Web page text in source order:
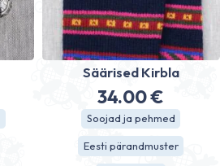
Säärised Kirbla
34.00€
Soojad ja pehmed
Eesti pärandmuster